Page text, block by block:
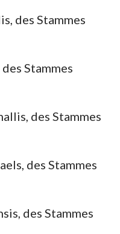
des Stammes
Stammes
des Stammes
des Stammes
des Stammes